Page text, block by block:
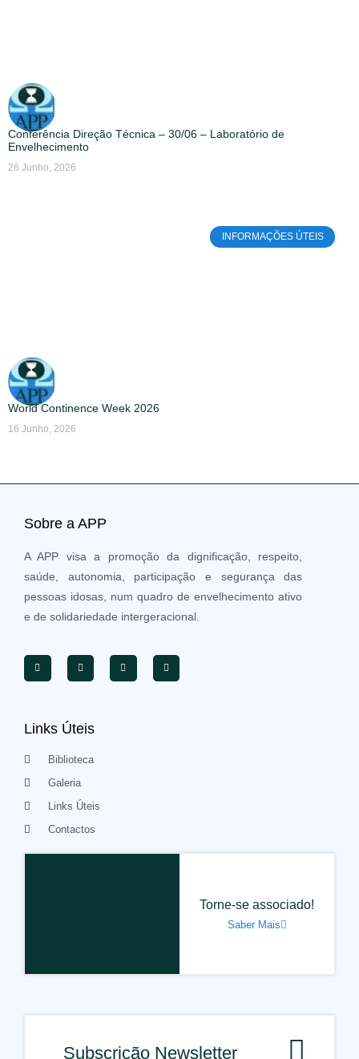
Conferência Direção Técnica – 30/06 – Laboratório de
Envelhecimento
26 Junho, 2026
INFORMAÇÕES ÚTEIS
World Continence Week 2026
16 Junho, 2026
Sobre a APP
A APP visa a promoção da dignificação, respeito,
saúde, autonomia, participação e segurança das
pessoas idosas, num quadro de envelhecimento ativo
e de solidariedade intergeracional.
Links Úteis
Biblioteca
Galeria
Links Úteis
Contactos
Torne-se associado!
Saber Mais
Subscrição Newsletter